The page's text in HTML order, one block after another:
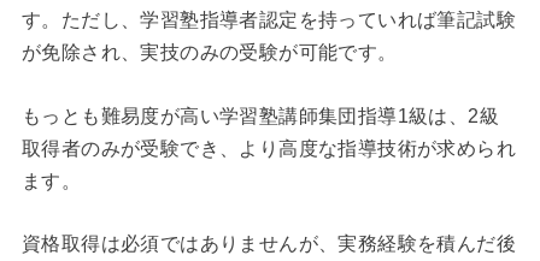
す。ただし、学習塾指導者認定を持っていれば筆記試験
が免除され、実技のみの受験が可能です。
もっとも難易度が高い学習塾講師集団指導1級は、2級
取得者のみが受験でき、より高度な指導技術が求められ
ます。
資格取得は必須ではありませんが、実務経験を積んだ後